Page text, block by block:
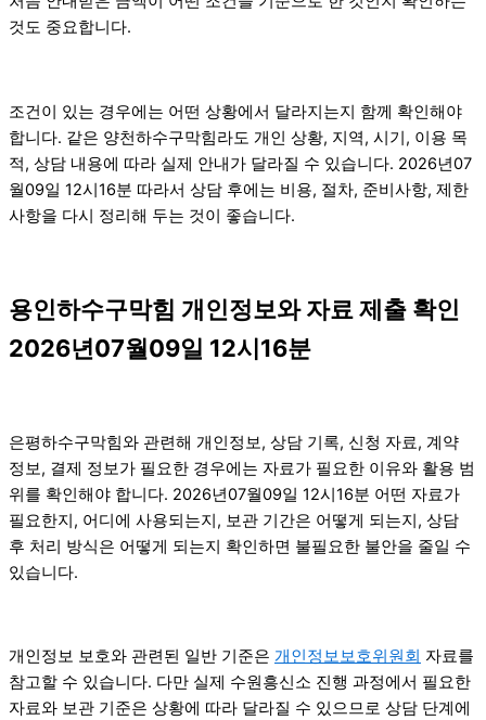
것도 중요합니다.
조건이 있는 경우에는 어떤 상황에서 달라지는지 함께 확인해야
합니다. 같은 양천하수구막힘라도 개인 상황, 지역, 시기, 이용 목
적, 상담 내용에 따라 실제 안내가 달라질 수 있습니다. 2026년07
월09일 12시16분 따라서 상담 후에는 비용, 절차, 준비사항, 제한
사항을 다시 정리해 두는 것이 좋습니다.
용인하수구막힘 개인정보와 자료 제출 확인
2026년07월09일 12시16분
은평하수구막힘와 관련해 개인정보, 상담 기록, 신청 자료, 계약
정보, 결제 정보가 필요한 경우에는 자료가 필요한 이유와 활용 범
위를 확인해야 합니다. 2026년07월09일 12시16분 어떤 자료가
필요한지, 어디에 사용되는지, 보관 기간은 어떻게 되는지, 상담
후 처리 방식은 어떻게 되는지 확인하면 불필요한 불안을 줄일 수
있습니다.
개인정보 보호와 관련된 일반 기준은 개인정보보호위원회 자료를
참고할 수 있습니다. 다만 실제 수원흥신소 진행 과정에서 필요한
자료와 보관 기준은 상황에 따라 달라질 수 있으므로 상담 단계에